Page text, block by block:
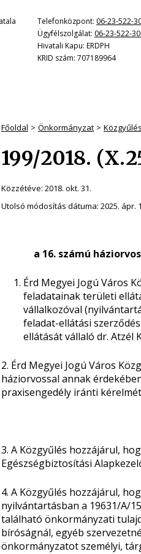
Telefonközpont: 06-23-522-
Ügyfélszolgálat: 06-23-522-
Hivatali Kapu: ERDPH
KRID szám: 707189964
Főoldal Önkormányzat
199/2018.
Közzétéve: 2018. okt. 31.
Utolsó módosítás dátuma: 2025. ápr.
a 16. számú
Érd Megyei Jogú Város
feladatainak területi
vállalkozóval
feladat-ellátási
ellátását vállaló dr. Atzél
2. Érd Megyei Jogú Város
háziorvossal annak
praxisengedély iránti
3. A Közgyűlés hozzájárul,
Egészségbiztosítási
4. A Közgyűlés hozzájárul,
nyilvántartásban a 19631/A/
található önkormányzati
bíróságnál, egyéb
önkormányzatot személyi,